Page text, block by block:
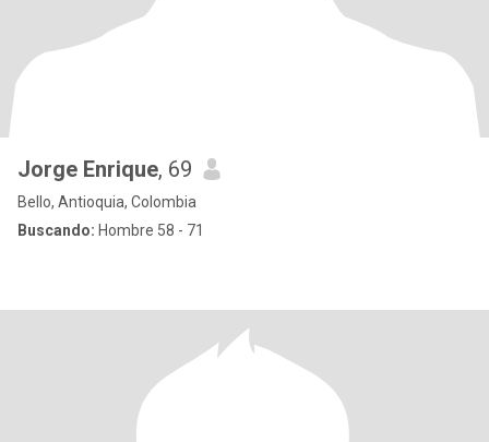
Jorge Enrique, 69
Bello, Antioquia, Colombia
Buscando: Hombre 58 - 71